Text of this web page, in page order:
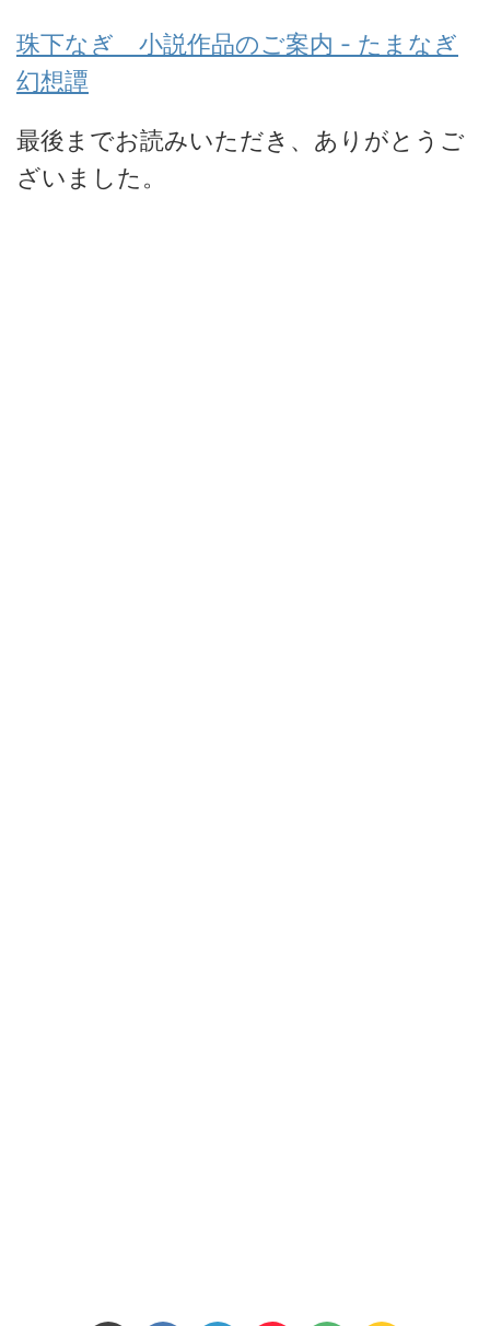
珠下なぎ 小説作品のご案内 - たまなぎ
幻想譚
最後までお読みいただき、ありがとうご
ざいました。